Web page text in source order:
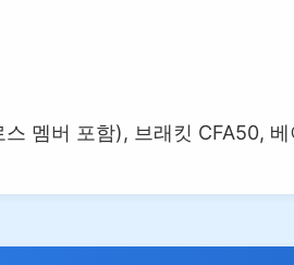
멤버 포함), 브래킷 CFA50,